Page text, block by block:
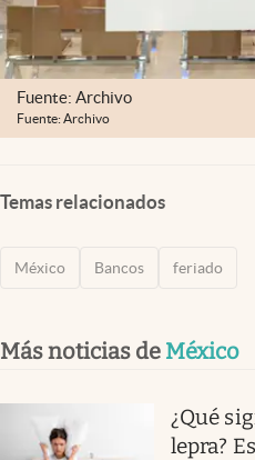
Fuente: Archivo
Fuente: Archivo
Temas relacionados
México Bancos feriado
Más noticias de México
¿Qué
lepra?